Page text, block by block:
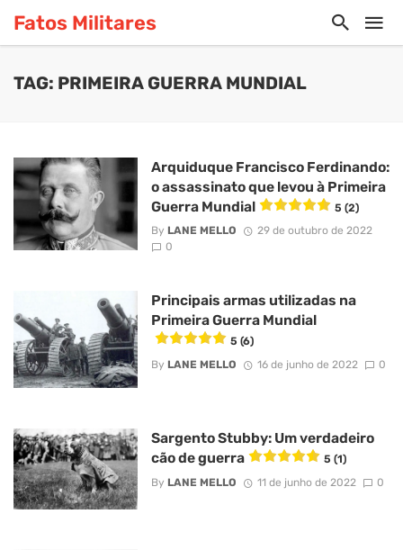
Fatos Militares
TAG: PRIMEIRA GUERRA MUNDIAL
Arquiduque Francisco Ferdinando:
o assassinato que levou à Primeira
Guerra Mundial
5 (2)
By LANE MELLO
29 de outubro de 2022
0
Principais armas utilizadas na
Primeira Guerra Mundial
5 (6)
By LANE MELLO 16 de junho de 2022 0
Sargento Stubby: Um verdadeiro
cão de guerra
5 (1)
By LANE MELLO 11 de junho de 2022 0